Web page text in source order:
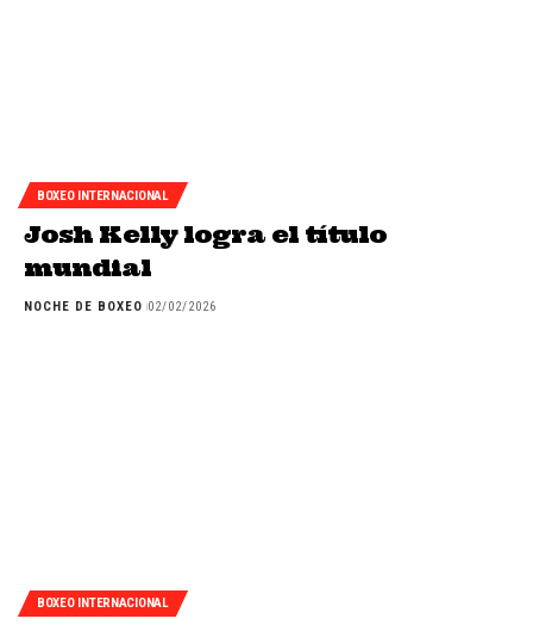
BOXEO INTERNACIONAL
Josh Kelly logra el título
mundial
NOCHE DE BOXEO 02/02/2026
BOXEO INTERNACIONAL